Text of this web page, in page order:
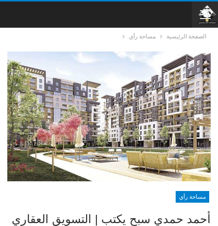
الصفحة الرئيسية مساحة رأي
مساحة رأي
أحمد حمدي سبح يكتب | التسويق العقاري